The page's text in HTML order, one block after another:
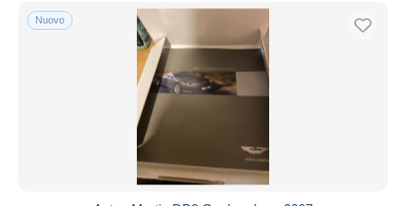
Inglese
Prezzo fisso
Asta con offerte
Aste senza offerte
Casa d'aste
Tutte le durate
Nuovo